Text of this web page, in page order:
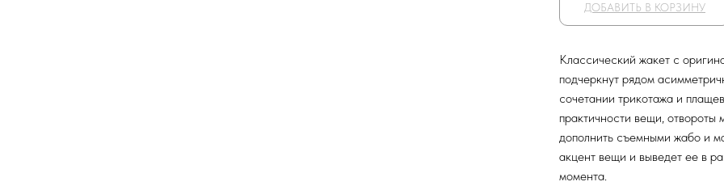
ДОБАВИТЬ В КОРЗИНУ
Классический жакет с
подчеркнут рядом
сочетании трикотажа и
практичности вещи,
дополнить съемными жабо и
акцент вещи и выведет ее в
момента.